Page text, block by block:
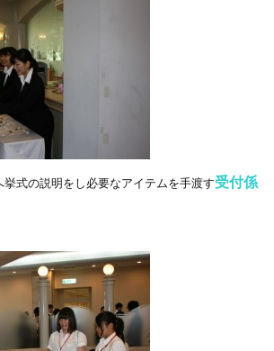
挙式の説明をし必要なアイテムを手渡す受付係